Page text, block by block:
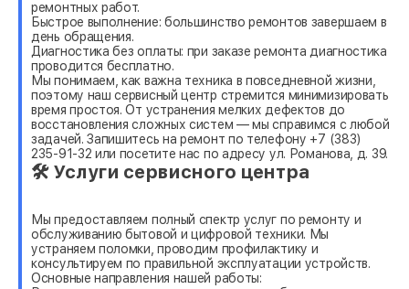
ремонтных работ.
Быстрое выполнение: большинство ремонтов завершаем в
день обращения.
Диагностика без оплаты: при заказе ремонта диагностика
проводится бесплатно.
Мы понимаем, как важна техника в повседневной жизни,
поэтому наш сервисный центр стремится минимизировать
время простоя. От устранения мелких дефектов до
восстановления сложных систем — мы справимся с любой
задачей. Запишитесь на ремонт по телефону +7 (383)
235-91-32 или посетите нас по адресу ул. Романова, д. 39.
🛠 Услуги сервисного центра
Мы предоставляем полный спектр услуг по ремонту и
обслуживанию бытовой и цифровой техники. Мы
устраняем поломки, проводим профилактику и
консультируем по правильной эксплуатации устройств.
Основные направления нашей работы: